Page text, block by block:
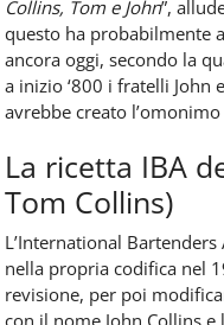
Collins, Tom e John”,
questo ha probabilmente
ancora oggi, secondo la
a inizio ‘800 i fratelli John
avrebbe creato
La ricetta IBA
Tom Collins)
L’International
nella propria codifica nel
revisione, per poi